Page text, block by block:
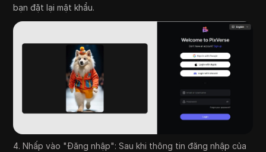
bạn đặt lại mật khẩu.
4. Nhấp vào "Đăng nhập": Sau khi thông tin đăng nhập của